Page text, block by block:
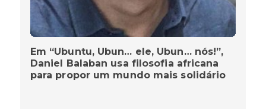
Em “Ubuntu, Ubun… ele, Ubun… nós!”,
Daniel Balaban usa filosofia africana
para propor um mundo mais solidário